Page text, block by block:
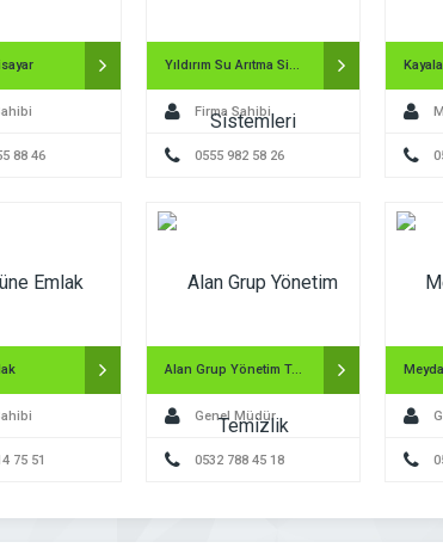
88 46
Yıldırım Su Arıtma Sistemleri
Firma Sahibi
0555 982 58 26
75 51
Alan Grup Yönetim Temizlik
Genel Müdür
0532 788 45 18